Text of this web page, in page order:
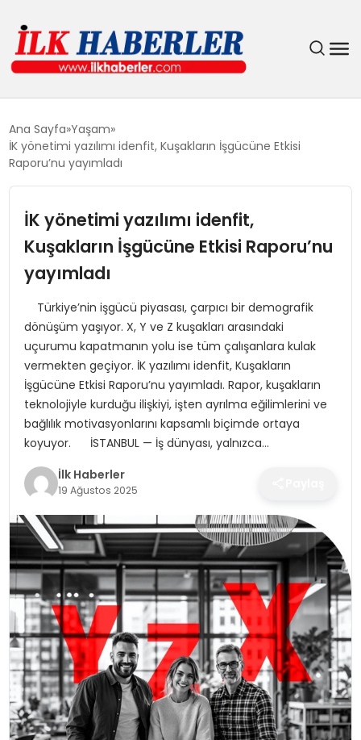
EĞITIM
GÜNDEM
MAGAZIN
SIYASET
SPOR
TEKNOLOJI
Ana Sayfa Yaşam
İK yönetimi yazılımı idenfit, Kuşakların İşgücüne Etkisi
Raporu’nu yayımladı
İK yönetimi yazılımı idenfit,
Kuşakların İşgücüne Etkisi Raporu’nu
yayımladı
Türkiye’nin işgücü piyasası, çarpıcı bir demografik
dönüşüm yaşıyor. X, Y ve Z kuşakları arasındaki
uçurumu kapatmanın yolu ise tüm çalışanlara kulak
vermekten geçiyor. İK yazılımı idenfit, Kuşakların
İşgücüne Etkisi Raporu’nu yayımladı. Rapor, kuşakların
teknolojiyle kurduğu ilişkiyi, işten ayrılma eğilimlerini ve
bağlılık motivasyonlarını kapsamlı biçimde ortaya
koyuyor. İSTANBUL — İş dünyası, yalnızca…
İlk Haberler
19 Ağustos 2025